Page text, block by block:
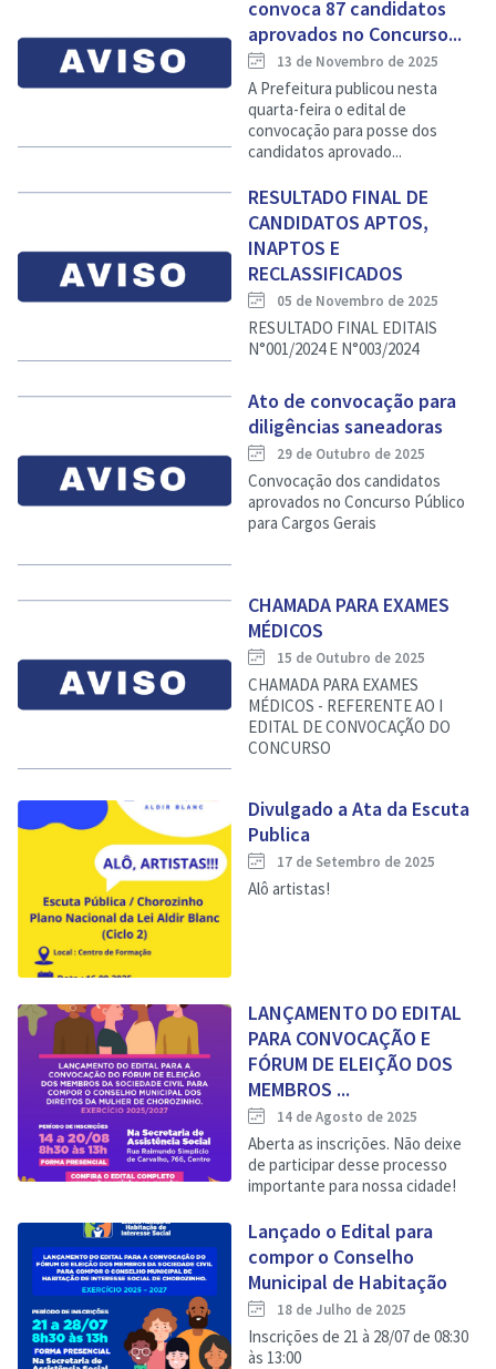
convoca 87 candidatos
aprovados no Concurso...
13 de Novembro de 2025
A Prefeitura publicou nesta
quarta-feira o edital de
convocação para posse dos
candidatos aprovado...
RESULTADO FINAL DE
CANDIDATOS APTOS,
INAPTOS E
RECLASSIFICADOS
05 de Novembro de 2025
RESULTADO FINAL EDITAIS
N°001/2024 E N°003/2024
Ato de convocação para
diligências saneadoras
29 de Outubro de 2025
Convocação dos candidatos
aprovados no Concurso Público
para Cargos Gerais
CHAMADA PARA EXAMES
MÉDICOS
15 de Outubro de 2025
CHAMADA PARA EXAMES
MÉDICOS - REFERENTE AO I
EDITAL DE CONVOCAÇÃO DO
CONCURSO
Divulgado a Ata da Escuta
Publica
17 de Setembro de 2025
Alô artistas!
LANÇAMENTO DO EDITAL
PARA CONVOCAÇÃO E
FÓRUM DE ELEIÇÃO DOS
MEMBROS ...
14 de Agosto de 2025
Aberta as inscrições. Não deixe
de participar desse processo
importante para nossa cidade!
Lançado o Edital para
compor o Conselho
Municipal de Habitação
18 de Julho de 2025
Inscrições de 21 à 28/07 de 08:30
às 13:00